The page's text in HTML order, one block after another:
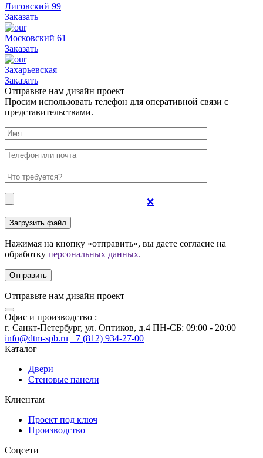
Лиговский 99
Заказать
Московский 61
Заказать
Захарьевская
Заказать
Отправьте нам дизайн проект
Просим использовать телефон для оперативной связи с
представительствами.
❌
Нажимая на кнопку «отправить», вы даете согласие на
обработку персональных данных.
Отправьте нам дизайн проект
Офис и производство :
г. Санкт-Петербург, ул. Оптиков, д.4 ПН-СБ: 09:00 - 20:00
info@dtm-spb.ru +7 (812) 934-27-00
Каталог
Двери
Стеновые панели
Клиентам
Проект под ключ
Производство
Соцсети